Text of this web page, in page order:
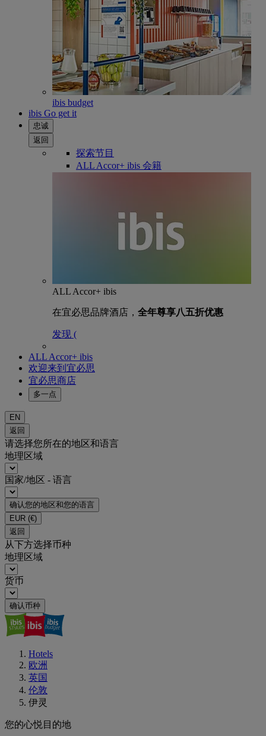
ibis budget
ibis Go get it
忠诚
返回
探索节目
ALL Accor+ ibis 会籍
ALL Accor+ ibis
在宜必思品牌酒店， 全年尊享八五折优惠
发现 (
ALL Accor+ ibis
欢迎来到宜必思
宜必思商店
多一点
EN
返回
请选择您所在的地区和语言
地理区域
国家/地区 - 语言
确认您的地区和您的语言
EUR (€)
返回
从下方选择币种
地理区域
货币
确认币种
Hotels
欧洲
英国
伦敦
伊灵
您的心悦目的地